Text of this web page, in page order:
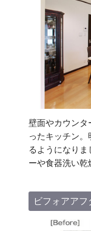
壁面やカウンタ
ったキッチン
るようになりま
ーや食器洗い乾
ビフォアアフ